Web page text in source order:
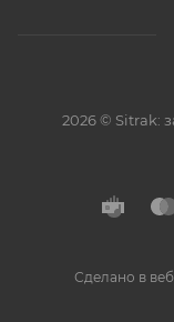
2026 © Sitrak:
Сделано в